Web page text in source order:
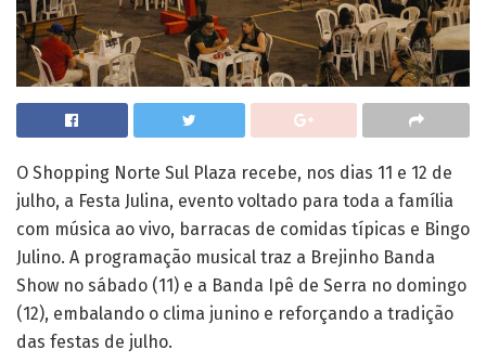
O Shopping Norte Sul Plaza recebe, nos dias 11 e 12 de
julho, a Festa Julina, evento voltado para toda a família
com música ao vivo, barracas de comidas típicas e Bingo
Julino. A programação musical traz a Brejinho Banda
Show no sábado (11) e a Banda Ipê de Serra no domingo
(12), embalando o clima junino e reforçando a tradição
das festas de julho.